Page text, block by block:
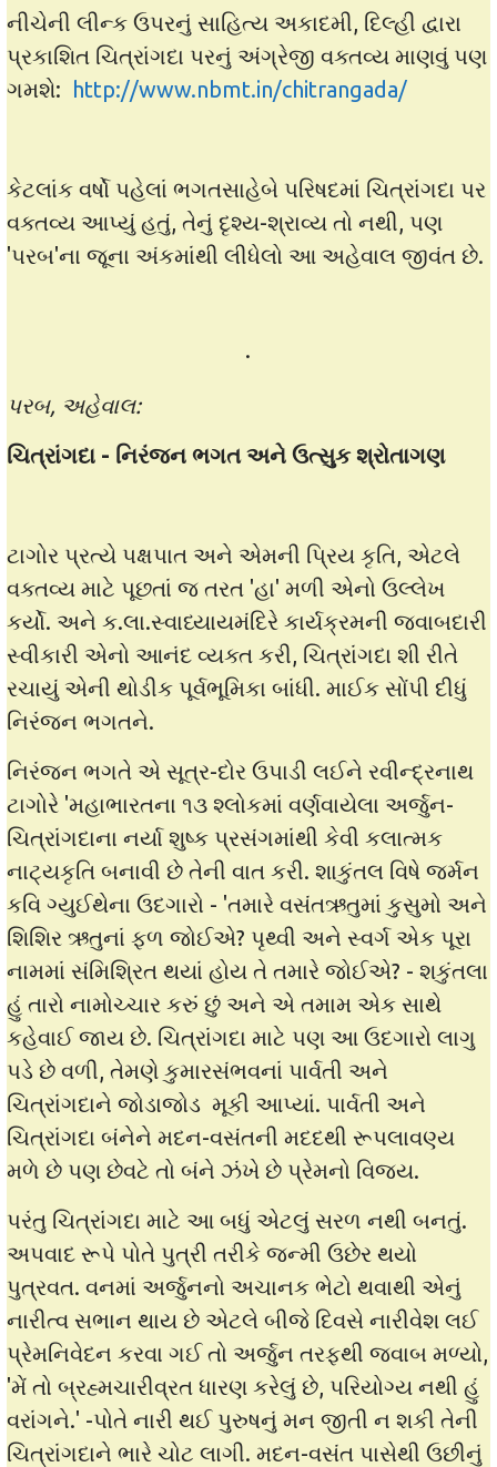
નીચેની લીન્ક ઉપરનું સાહિત્ય અકાદમી, દિલ્હી દ્વારા
પ્રકાશિત ચિત્રાંગદા પરનું અંગ્રેજી વક્તવ્ય માણવું પણ
ગમશે: http://www.nbmt.in/chitrangada/
કેટલાંક વર્ષો પહેલાં ભગતસાહેબે પરિષદમાં ચિત્રાંગદા પર
વક્તવ્ય આપ્યું હતું, તેનું દૃશ્ય-શ્રાવ્ય તો નથી, પણ
'પરબ'ના જૂના અંકમાંથી લીધેલો આ અહેવાલ જીવંત છે.
·
પરબ, અહેવાલ:
ચિત્રાંગદા - નિરંજન ભગત અને ઉત્સુક શ્રોતાગણ
ટાગોર પ્રત્યે પક્ષપાત અને એમની પ્રિય કૃતિ, એટલે
વક્તવ્ય માટે પૂછતાં જ તરત 'હા' મળી એનો ઉલ્લેખ
કર્યો. અને ક.લા.સ્વાધ્યાયમંદિરે કાર્યક્રમની જવાબદારી
સ્વીકારી એનો આનંદ વ્યક્ત કરી, ચિત્રાંગદા શી રીતે
રચાયું એની થોડીક પૂર્વભૂમિકા બાંધી. માઈક સોંપી દીધું
નિરંજન ભગતને.
નિરંજન ભગતે એ સૂત્ર-દોર ઉપાડી લઈને રવીન્દ્રનાથ
ટાગોરે 'મહાભારતના ૧૩ શ્લોકમાં વર્ણવાયેલા અર્જુન-
ચિત્રાંગદાના નર્યા શુષ્ક પ્રસંગમાંથી કેવી કલાત્મક
નાટ્યકૃતિ બનાવી છે તેની વાત કરી. શાકુંતલ વિષે જર્મન
કવિ ગ્યુઈથેના ઉદગારો - 'તમારે વસંતઋતુમાં કુસુમો અને
શિશિર ઋતુનાં ફળ જોઈએ? પૃથ્વી અને સ્વર્ગ એક પૂરા
નામમાં સંમિશ્રિત થયાં હોય તે તમારે જોઈએ? - શકુંતલા
હું તારો નામોચ્ચાર કરું છું અને એ તમામ એક સાથે
કહેવાઈ જાય છે. ચિત્રાંગદા માટે પણ આ ઉદગારો લાગુ
પડે છે વળી, તેમણે કુમારસંભવનાં પાર્વતી અને
ચિત્રાંગદાને જોડાજોડ મૂકી આપ્યાં. પાર્વતી અને
ચિત્રાંગદા બંનેને મદન-વસંતની મદદથી રૂપલાવણ્ય
મળે છે પણ છેવટે તો બંને ઝંખે છે પ્રેમનો વિજય.
પરંતુ ચિત્રાંગદા માટે આ બધું એટલું સરળ નથી બનતું.
અપવાદ રૂપે પોતે પુત્રી તરીકે જન્મી ઉછેર થયો
પુત્રવત. વનમાં અર્જુનનો અચાનક ભેટો થવાથી એનું
નારીત્વ સભાન થાય છે એટલે બીજે દિવસે નારીવેશ લઈ
પ્રેમનિવેદન કરવા ગઈ તો અર્જુન તરફથી જવાબ મળ્યો,
'મેં તો બ્રહ્મચારીવ્રત ધારણ કરેલું છે, પરિયોગ્ય નથી હું
વરાંગને.' -પોતે નારી થઈ પુરુષનું મન જીતી ન શકી તેની
ચિત્રાંગદાને ભારે ચોટ લાગી. મદન-વસંત પાસેથી ઉછીનું